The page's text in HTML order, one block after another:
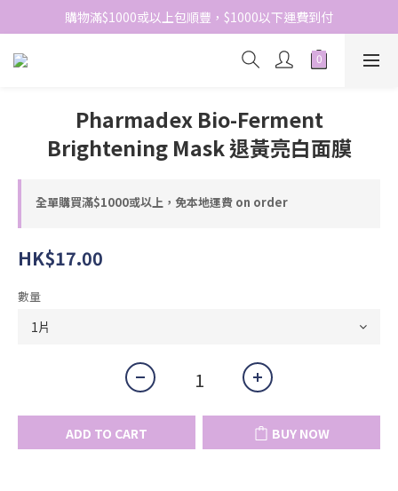
網站免費登記會員，會員優惠價於結帳時自動扣減
購物滿$1000或以上包順豐，$1000以下運費到付
網站免費登記會員，會員優惠價於結帳時自動扣減
Pharmadex Bio-Ferment
Brightening Mask 退黃亮白面膜
全單購買滿$1000或以上，免本地運費 on order
HK$17.00
數量
ADD TO CART BUY NOW